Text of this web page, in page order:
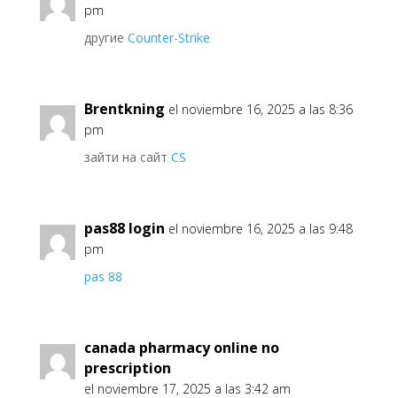
pm
другие Counter-Strike
Brentkning el noviembre 16, 2025 a las 8:36
pm
зайти на сайт CS
pas88 login el noviembre 16, 2025 a las 9:48
pm
pas 88
canada pharmacy online no
prescription
el noviembre 17, 2025 a las 3:42 am